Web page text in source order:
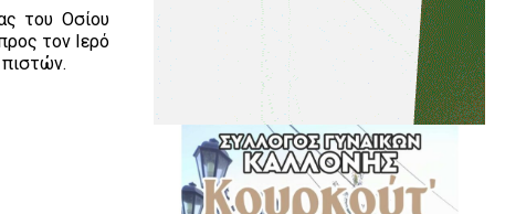
του Οσίου
τον Ιερό